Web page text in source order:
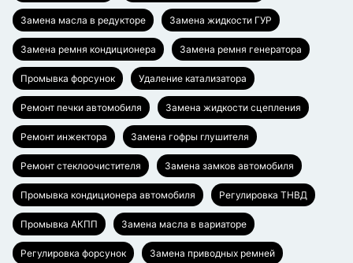
Замена масла в редукторе Замена жидкости ГУР
Замена ремня кондиционера Замена ремня генератора
Промывка форсунок Удаление катализатора
Ремонт печки автомобиля Замена жидкости сцепления
Ремонт инжектора Замена гофры глушителя
Ремонт стеклоочистителя Замена замков автомобиля
Промывка кондиционера автомобиля Регулировка ТНВД
Промывка АКПП Замена масла в вариаторе
Регулировка форсунок Замена приводных ремней